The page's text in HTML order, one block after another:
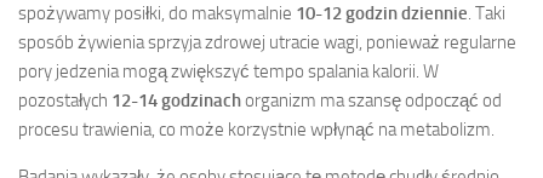
spożywamy posiłki, do maksymalnie 10-12 godzin dziennie. Taki
sposób żywienia sprzyja zdrowej utracie wagi, ponieważ regularne
pory jedzenia mogą zwiększyć tempo spalania kalorii. W
pozostałych 12-14 godzinachorganizm ma szansę odpocząć od
procesu trawienia, co może korzystnie wpłynąć na metabolizm.